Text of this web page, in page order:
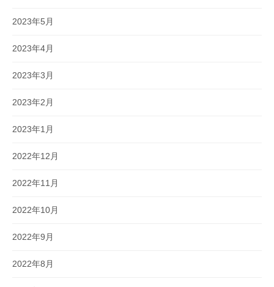
2023年5月
2023年4月
2023年3月
2023年2月
2023年1月
2022年12月
2022年11月
2022年10月
2022年9月
2022年8月